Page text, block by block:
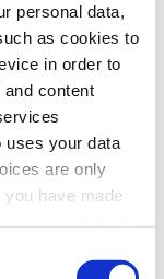
personal data,
as cookies to
in order to
content
uses your data
are only
have made
terwijl